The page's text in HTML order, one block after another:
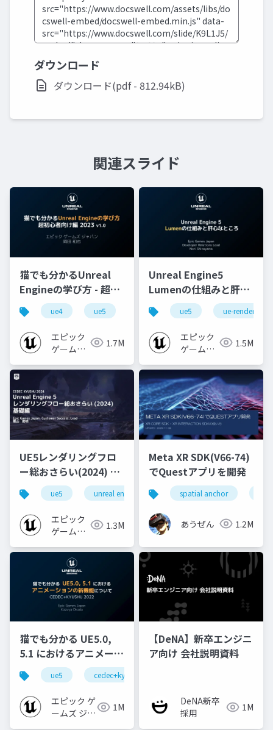
ダウンロード
ダウンロード(pdf - 812.94kB)
関連スライド
猫でも分かるUnreal
Engineの学び方 - 超初
心者向け編 - 2023 v1.0
ue4 ue5 ue-beginner
エピック
ゲームズ
1.7M
Unreal Engine5
Lumenの仕組みと肝心
なところ
ue5 ue-rendering
エピック
ゲームズ
1.5M
UE5レンダリングフロ
ー総おさらい(2024) 基
礎編！
[CEDEC+KYUSHU
2024]
ue5 unreal engine ue-rendering
エピック
ゲームズ
1.3M
Meta XR SDK(V66-74)
でQuestアプリを開発
spatial anchor
あうぜん 1.2M
猫でも分かる UE5.0,
5.1 におけるアニメーシ
ョンの新機能について
【CEDEC+KYUSHU
2022】
ue5 cedec+kyushu
エピック ゲ
ームズ ジャ
1M
【DeNA】新卒エンジニ
ア向け 会社説明資料
DeNA新卒
採用
1M